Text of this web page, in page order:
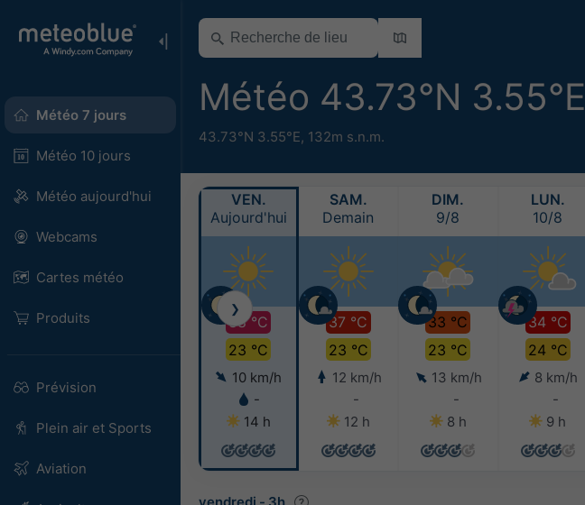
Météo 7 jours
Météo 10 jours
Météo aujourd'hui
Webcams
Cartes météo
Produits
Prévision
Plein air et Sports
Aviation
Météo 43.73°N 3.55°E
43.73°N 3.55°E, 132m s.n.m.
VEN.
Aujourd'hui
38 °C
23 °C
10 km/h
-
14 h
SAM.
Demain
37 °C
23 °C
12 km/h
-
12 h
DIM.
9/8
33 °C
23 °C
13 km/h
-
8 h
LUN.
10/8
34 °C
24 °C
8 km/h
-
9 h
❯